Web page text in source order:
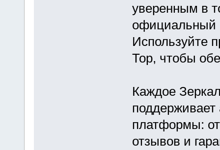
уверенным в
официальный
Используйте
Тор, чтобы
Каждое
платформы:
отзывов и